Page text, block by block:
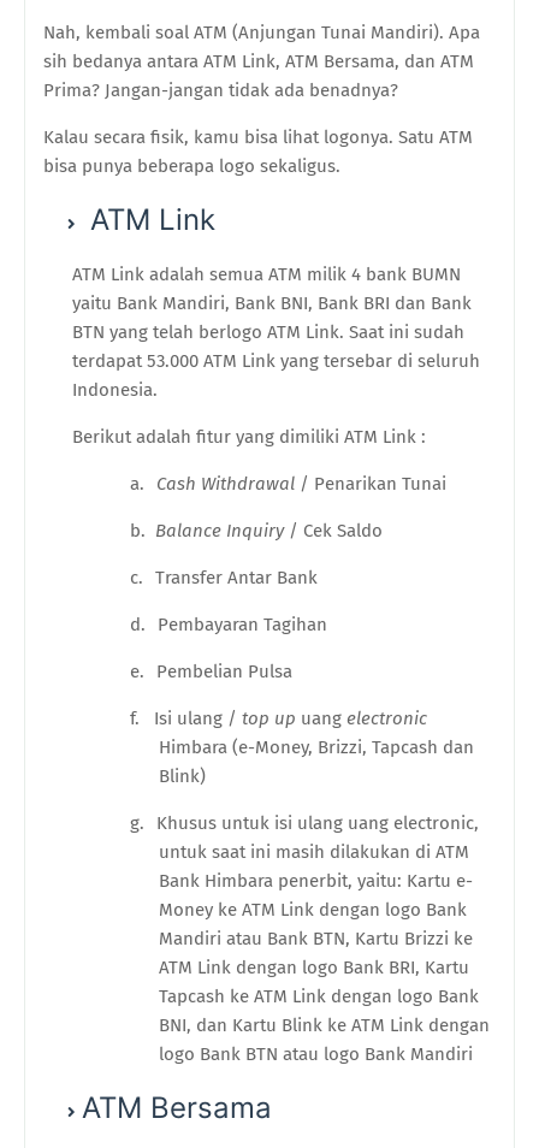
Nah, kembali soal ATM (Anjungan Tunai Mandiri). Apa
sih bedanya antara ATM Link, ATM Bersama, dan ATM
Prima? Jangan-jangan tidak ada benadnya?
Kalau secara fisik, kamu bisa lihat logonya. Satu ATM
bisa punya beberapa logo sekaligus.
ATM Link
ATM Link adalah semua ATM milik 4 bank BUMN
yaitu Bank Mandiri, Bank BNI, Bank BRI dan Bank
BTN yang telah berlogo ATM Link. Saat ini sudah
terdapat 53.000 ATM Link yang tersebar di seluruh
Indonesia.
Berikut adalah fitur yang dimiliki ATM Link :
a. Cash Withdrawal / Penarikan Tunai
b. Balance Inquiry/ Cek Saldo
c. Transfer Antar Bank
d. Pembayaran Tagihan
e. Pembelian Pulsa
f. Isi ulang / top up uang electronic
Himbara (e-Money, Brizzi, Tapcash dan
Blink)
g.
Khusus untuk isi ulang uang electronic,
untuk saat ini masih dilakukan di ATM
Bank Himbara penerbit, yaitu: Kartu e-
Money ke ATM Link dengan logo Bank
Mandiri atau Bank BTN, Kartu Brizzi ke
ATM Link dengan logo Bank BRI, Kartu
Tapcash ke ATM Link dengan logo Bank
BNI, dan Kartu Blink ke ATM Link dengan
logo Bank BTN atau logo Bank Mandiri
ATM Bersama